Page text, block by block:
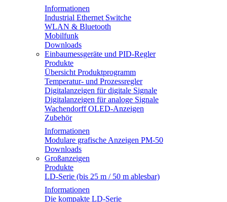
Informationen
Industrial Ethernet Switche
WLAN & Bluetooth
Mobilfunk
Downloads
Einbaumessgeräte und PID-Regler
Produkte
Übersicht Produktprogramm
Temperatur- und Prozessregler
Digitalanzeigen für digitale Signale
Digitalanzeigen für analoge Signale
Wachendorff OLED-Anzeigen
Zubehör
Informationen
Modulare grafische Anzeigen PM-50
Downloads
Großanzeigen
Produkte
LD-Serie (bis 25 m / 50 m ablesbar)
Informationen
Die kompakte LD-Serie